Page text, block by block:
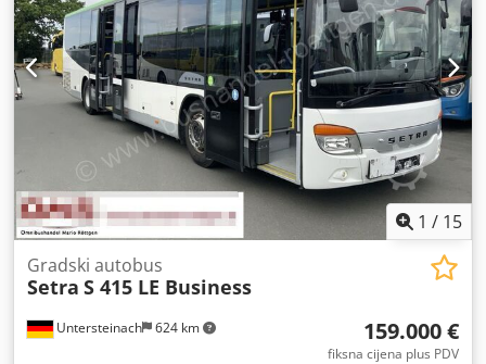
1 / 15
Untersteinach 624 km
Gradski autobus
Setra S 415 LE Business
159.000 €
fiksna cijena plus PDV